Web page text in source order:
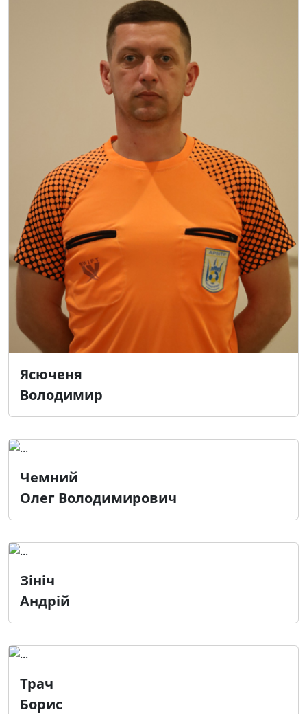
Ясюченя
Володимир
Чемний
Олег Володимирович
Зініч
Андрій
Трач
Борис